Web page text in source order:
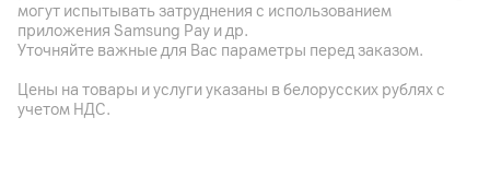
производительности
iPhone 17 Pro и Pro Max получили корпус из матового
авиационного сплава, обеспечивающего лучшую
теплопередачу среди всех iPhone. Задняя панель с
Оптическая стабилизация
да
3 модуля: 48 Мп (основная) + 48 Мп (ультра
широкоугольная) + 48 Мп (телефото); сканер LiDAR (для
могут испытывать затруднения с использованием
приложения Samsung Pay и др.
Уточняйте важные для Вас параметры перед заказом.
Цены на товары и услуги указаны в белорусских рублях с
учетом НДС.